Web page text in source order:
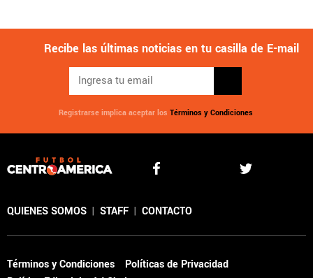
Recibe las últimas noticias en tu casilla de E-mail
Registrarse implica aceptar los Términos y Condiciones
QUIENES SOMOS | STAFF | CONTACTO
Términos y Condiciones
Políticas de Privacidad